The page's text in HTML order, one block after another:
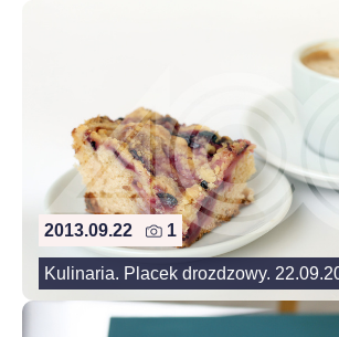
2013.09.22 1
Kulinaria. Placek drozdzowy.